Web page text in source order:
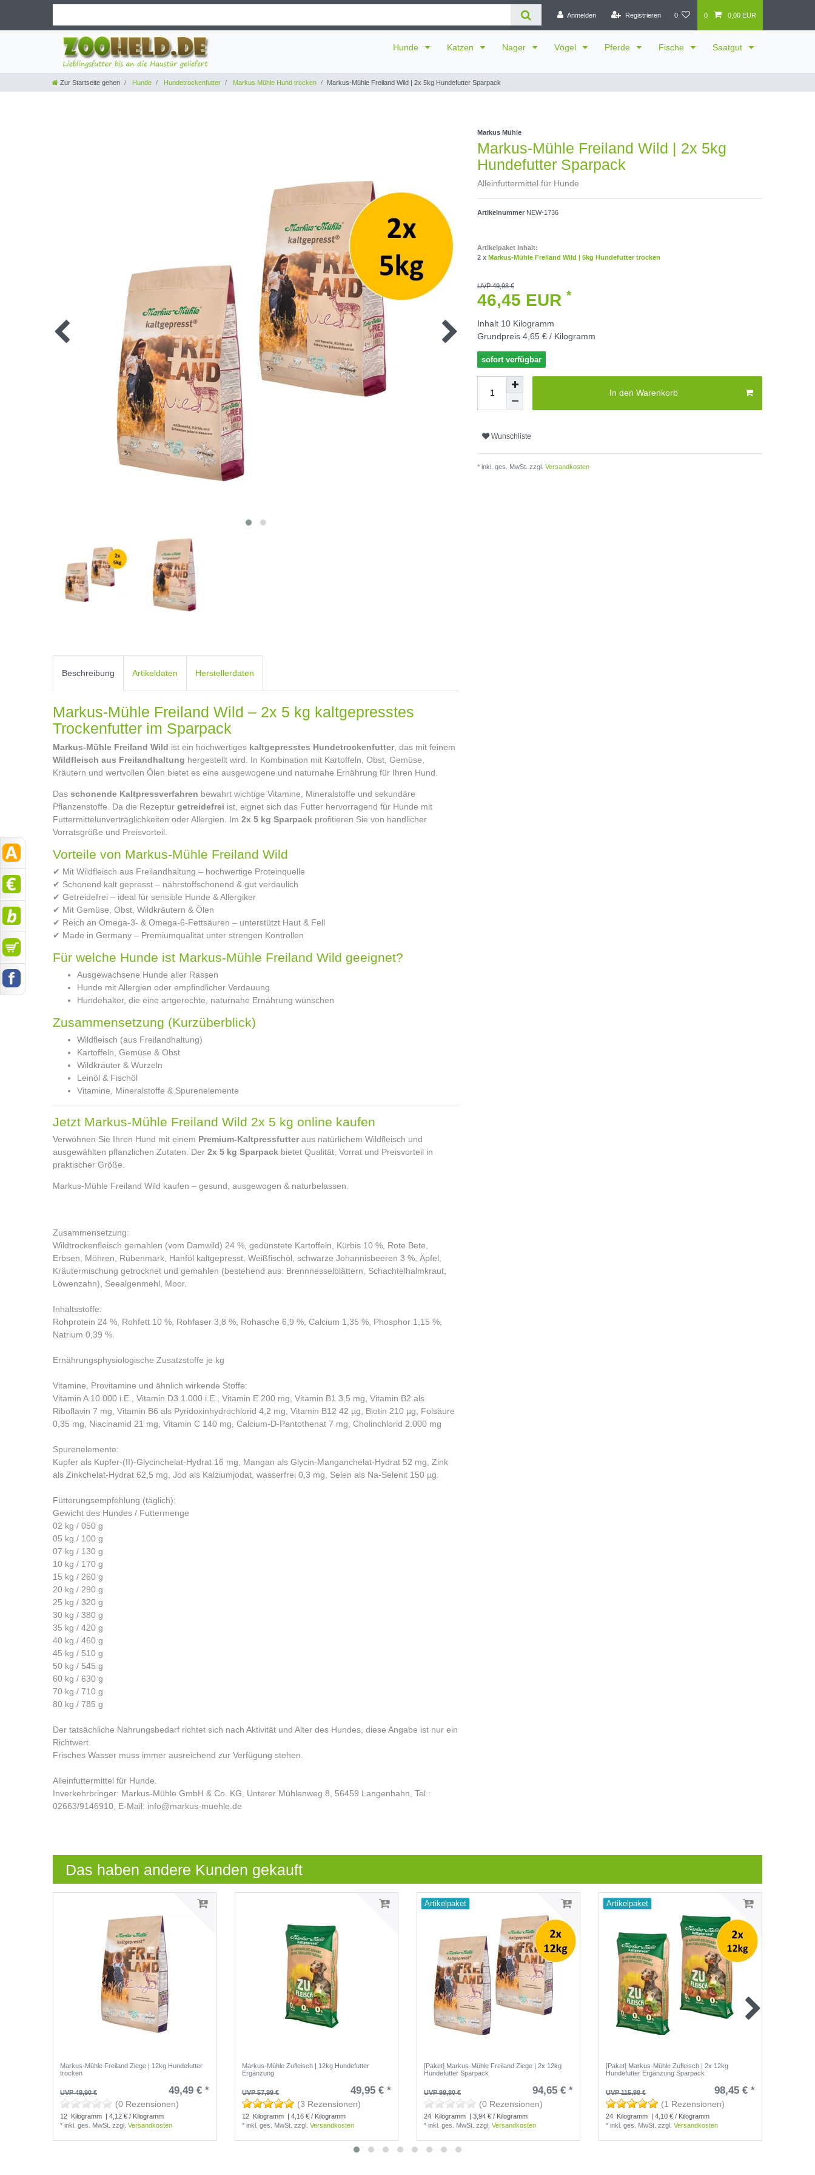
Anmelden Registrieren 0 0 0,00 EUR
Hunde Katzen Nager Vögel Pferde Fische Saatgut
Zur Startseite gehen Hunde Hundetrockenfutter Markus Mühle Hund trocken Markus-Mühle Freiland Wild | 2x 5kg Hundefutter Sparpack
Markus Mühle
Markus-Mühle Freiland Wild | 2x 5kg
Hundefutter Sparpack
Alleinfuttermittel für Hunde
Artikelnummer NEW-1736
Artikelpaket Inhalt:
2 x Markus-Mühle Freiland Wild | 5kg Hundefutter trocken
UVP 49,98 €
46,45 EUR *
Inhalt 10 Kilogramm
Grundpreis 4,65 € / Kilogramm
sofort verfügbar
In den Warenkorb
Wunschliste
* inkl. ges. MwSt. zzgl. Versandkosten
Beschreibung Artikeldaten Herstellerdaten
Markus-Mühle Freiland Wild – 2x 5 kg kaltgepresstes
Trockenfutter im Sparpack
Markus-Mühle Freiland Wild ist ein hochwertiges kaltgepresstes Hundetrockenfutter, das mit feinem
Wildfleisch aus Freilandhaltung hergestellt wird. In Kombination mit Kartoffeln, Obst, Gemüse,
Kräutern und wertvollen Ölen bietet es eine ausgewogene und naturnahe Ernährung für Ihren Hund.
Das schonende Kaltpressverfahren bewahrt wichtige Vitamine, Mineralstoffe und sekundäre
Pflanzenstoffe. Da die Rezeptur getreidefrei ist, eignet sich das Futter hervorragend für Hunde mit
Futtermittelunverträglichkeiten oder Allergien. Im 2x 5 kg Sparpack profitieren Sie von handlicher
Vorratsgröße und Preisvorteil.
Vorteile von Markus-Mühle Freiland Wild
✔ Mit Wildfleisch aus Freilandhaltung – hochwertige Proteinquelle
✔ Schonend kalt gepresst – nährstoffschonend & gut verdaulich
✔ Getreidefrei – ideal für sensible Hunde & Allergiker
✔ Mit Gemüse, Obst, Wildkräutern & Ölen
✔ Reich an Omega-3- & Omega-6-Fettsäuren – unterstützt Haut & Fell
✔ Made in Germany – Premiumqualität unter strengen Kontrollen
Für welche Hunde ist Markus-Mühle Freiland Wild geeignet?
Ausgewachsene Hunde aller Rassen
Hunde mit Allergien oder empfindlicher Verdauung
Hundehalter, die eine artgerechte, naturnahe Ernährung wünschen
Zusammensetzung (Kurzüberblick)
Wildfleisch (aus Freilandhaltung)
Kartoffeln, Gemüse & Obst
Wildkräuter & Wurzeln
Leinöl & Fischöl
Vitamine, Mineralstoffe & Spurenelemente
Jetzt Markus-Mühle Freiland Wild 2x 5 kg online kaufen
Verwöhnen Sie Ihren Hund mit einem Premium-Kaltpressfutteraus natürlichem Wildfleisch und
ausgewählten pflanzlichen Zutaten. Der 2x 5 kg Sparpack bietet Qualität, Vorrat und Preisvorteil in
praktischer Größe.
Markus-Mühle Freiland Wild kaufen – gesund, ausgewogen & naturbelassen.
Zusammensetzung:
Wildtrockenfleisch gemahlen (vom Damwild) 24 %, gedünstete Kartoffeln, Kürbis 10 %, Rote Bete,
Erbsen, Möhren, Rübenmark, Hanföl kaltgepresst, Weißfischöl, schwarze Johannisbeeren 3 %, Äpfel,
Kräutermischung getrocknet und gemahlen (bestehend aus: Brennnesselblättern, Schachtelhalmkraut,
Löwenzahn), Seealgenmehl, Moor.
Inhaltsstoffe:
Rohprotein 24 %, Rohfett 10 %, Rohfaser 3,8 %, Rohasche 6,9 %, Calcium 1,35 %, Phosphor 1,15 %,
Natrium 0,39 %.
Ernährungsphysiologische Zusatzstoffe je kg
Vitamine, Provitamine und ähnlich wirkende Stoffe:
Vitamin A 10.000 i.E., Vitamin D3 1.000 i.E., Vitamin E 200 mg, Vitamin B1 3,5 mg, Vitamin B2 als
Riboflavin 7 mg, Vitamin B6 als Pyridoxinhydrochlorid 4,2 mg, Vitamin B12 42 µg, Biotin 210 µg, Folsäure
0,35 mg, Niacinamid 21 mg, Vitamin C 140 mg, Calcium-D-Pantothenat 7 mg, Cholinchlorid 2.000 mg
Spurenelemente:
Kupfer als Kupfer-(II)-Glycinchelat-Hydrat 16 mg, Mangan als Glycin-Manganchelat-Hydrat 52 mg, Zink
als Zinkchelat-Hydrat 62,5 mg, Jod als Kalziumjodat, wasserfrei 0,3 mg, Selen als Na-Selenit 150 µg.
Fütterungsempfehlung (täglich):
Gewicht des Hundes / Futtermenge
02 kg / 050 g
05 kg / 100 g
07 kg / 130 g
10 kg / 170 g
15 kg / 260 g
20 kg / 290 g
25 kg / 320 g
30 kg / 380 g
35 kg / 420 g
40 kg / 460 g
45 kg / 510 g
50 kg / 545 g
60 kg / 630 g
70 kg / 710 g
80 kg / 785 g
Der tatsächliche Nahrungsbedarf richtet sich nach Aktivität und Alter des Hundes, diese Angabe ist nur ein
Richtwert.
Frisches Wasser muss immer ausreichend zur Verfügung stehen.
Alleinfuttermittel für Hunde.
Inverkehrbringer: Markus-Mühle GmbH & Co. KG, Unterer Mühlenweg 8, 56459 Langenhahn, Tel.:
02663/9146910, E-Mail: info@markus-muehle.de
Das haben andere Kunden gekauft
Markus-Mühle Freiland Ziege | 12kg Hundefutter
trocken
UVP 49,90 € 49,49 € *
(0 Rezensionen)
12 Kilogramm | 4,12 € / Kilogramm
*inkl. ges. MwSt. zzgl.Versandkosten
Markus-Mühle Zufleisch | 12kg Hundefutter
Ergänzung
UVP 57,99 € 49,95 € *
(3 Rezensionen)
12 Kilogramm | 4,16 € / Kilogramm
*inkl. ges. MwSt. zzgl.Versandkosten
Artikelpaket
[Paket] Markus-Mühle Freiland Ziege | 2x 12kg
Hundefutter Sparpack
UVP 99,80 € 94,65 € *
(0 Rezensionen)
24 Kilogramm | 3,94 € / Kilogramm
*inkl. ges. MwSt. zzgl.Versandkosten
Artikelpaket
[Paket] Markus-Mühle Zufleisch | 2x 12kg
Hundefutter Ergänzung Sparpack
UVP 115,98 € 98,45 € *
(1 Rezensionen)
24 Kilogramm | 4,10 € / Kilogramm
*inkl. ges. MwSt. zzgl.Versandkosten